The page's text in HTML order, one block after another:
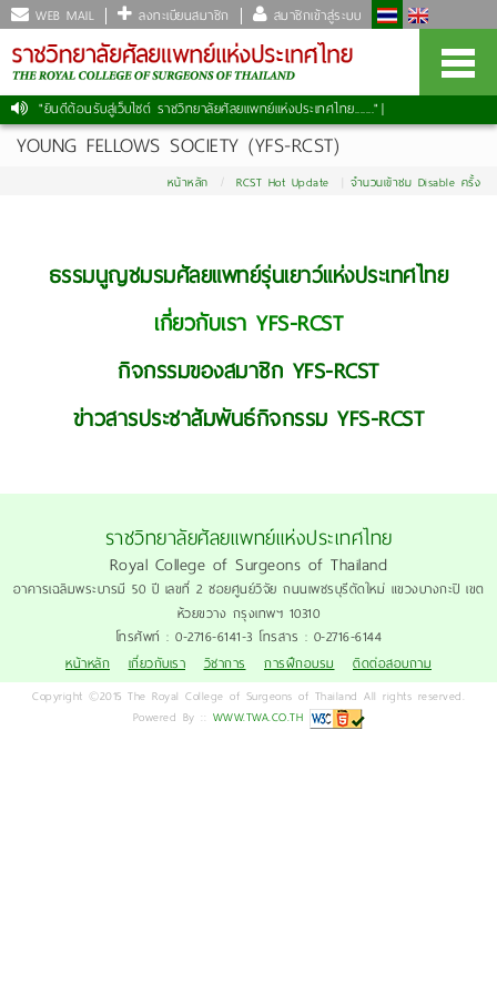
WEB MAIL ลงทะเบียนสมาชิก สมาชิกเข้าสู่ระบบ
"ยินดีต้อนรับสู่เว็บไซต์ ราชวิทยาลัยศัลยแพทย์แห่งประเทศไทย......." |
YOUNG FELLOWS SOCIETY (YFS-RCST)
หน้าหลัก RCST Hot Update จำนวนเข้าชม Disable ครั้ง
ธรรมนูญชมรมศัลยแพทย์รุ่นเยาว์แห่งประเทศไทย
เกี่ยวกับเรา YFS-RCST
กิจกรรมของสมาชิก YFS-RCST
ข่าวสารประชาสัมพันธ์กิจกรรม YFS-RCST
ราชวิทยาลัยศัลยแพทย์แห่งประเทศไทย
Royal College of Surgeons of Thailand
อาคารเฉลิมพระบารมี 50 ปี เลขที่ 2 ซอยศูนย์วิจัย ถนนเพชรบุรีตัดใหม่ แขวงบางกะปิ เขต
ห้วยขวาง กรุงเทพฯ 10310
โทรศัพท์ : 0-2716-6141-3 โทรสาร : 0-2716-6144
หน้าหลัก
เกี่ยวกับเรา วิชาการ การฝึกอบรม ติดต่อสอบถาม
Copyright ©2015 The Royal College of Surgeons of Thailand All rights reserved.
Powered By :: WWW.TWA.CO.TH